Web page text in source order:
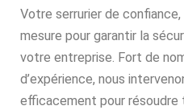
Votre serrurier de
mesure pour garantir la
votre entreprise. Fort de
d’expérience, nous
efficacement pour résoudre